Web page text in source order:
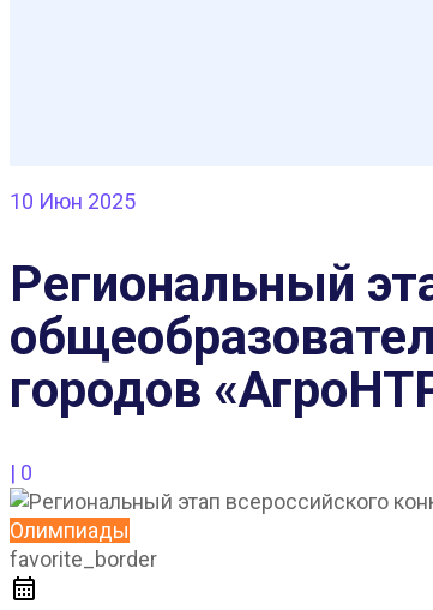
10 Июн 2025
Региональный
городов
| 0
Олимпиады
favorite_border